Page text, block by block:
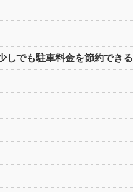
しでも駐車料金を節約できる